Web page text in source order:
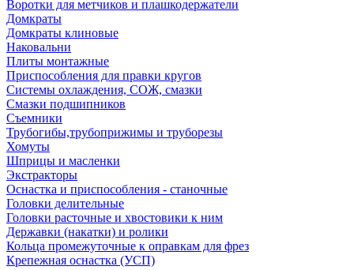
Воротки для метчиков и плашкодержатели
Домкраты
Домкраты клиновые
Наковальни
Плиты монтажные
Приспособления для правки кругов
Системы охлаждения, СОЖ, смазки
Смазки подшипников
Съемники
Трубогибы,трубоприжимы и труборезы
Хомуты
Шприцы и масленки
Экстракторы
Оснастка и приспособления - станочные
Головки делительные
Головки расточные и хвостовики к ним
Державки (накатки) и ролики
Кольца промежуточные к оправкам для фрез
Крепежная оснастка (УСП)